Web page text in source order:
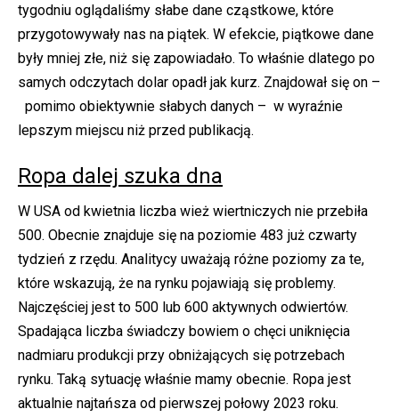
tygodniu oglądaliśmy słabe dane cząstkowe, które
przygotowywały nas na piątek. W efekcie, piątkowe dane
były mniej złe, niż się zapowiadało. To właśnie dlatego po
samych odczytach dolar opadł jak kurz. Znajdował się on –
pomimo obiektywnie słabych danych – w wyraźnie
lepszym miejscu niż przed publikacją.
Ropa dalej szuka dna
W USA od kwietnia liczba wież wiertniczych nie przebiła
500. Obecnie znajduje się na poziomie 483 już czwarty
tydzień z rzędu. Analitycy uważają różne poziomy za te,
które wskazują, że na rynku pojawiają się problemy.
Najczęściej jest to 500 lub 600 aktywnych odwiertów.
Spadająca liczba świadczy bowiem o chęci uniknięcia
nadmiaru produkcji przy obniżających się potrzebach
rynku. Taką sytuację właśnie mamy obecnie. Ropa jest
aktualnie najtańsza od pierwszej połowy 2023 roku.